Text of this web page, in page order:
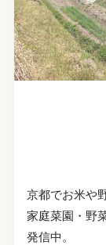
京都でお米や
家庭菜園・野
発信中。